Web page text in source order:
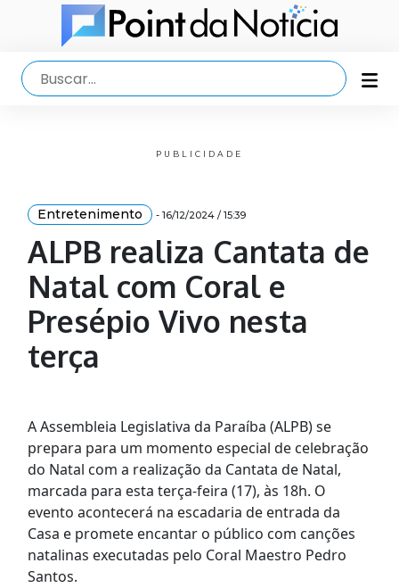
PUBLICIDADE
Entretenimento - 16/12/2024 / 15:39
ALPB realiza Cantata de
Natal com Coral e
Presépio Vivo nesta
terça
A Assembleia Legislativa da Paraíba (ALPB) se
prepara para um momento especial de celebração
do Natal com a realização da Cantata de Natal,
marcada para esta terça-feira (17), às 18h. O
evento acontecerá na escadaria de entrada da
Casa e promete encantar o público com canções
natalinas executadas pelo Coral Maestro Pedro
Santos.